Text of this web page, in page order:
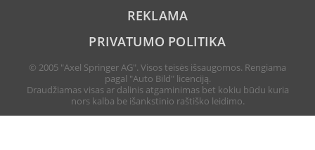
REKLAMA
PRIVATUMO POLITIKA
© 2005 "Axel Springer AG". Visos teisės išsaugomos. Rengiama
pagal "Auto Bild" licenciją.
Draudžiamas visas ar dalinis atgaminimas bet kokiu būdu kuria
nors kalba be išankstinio raštiško leidimo.